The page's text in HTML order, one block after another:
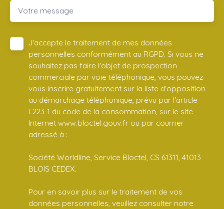
Votre message
J'accepte le traitement de mes données
personnelles conformément au RGPD. Si vous ne
souhaitez pas faire l'objet de prospection
commerciale par voie téléphonique, vous pouvez
vous inscrire gratuitement sur la liste d'opposition
au démarchage téléphonique, prévu par l'article
L223-1 du code de la consommation, sur le site
Internet www.bloctel.gouv.fr ou par courrier
adressé à :
Société Worldline, Service Bloctel, CS 61311, 41013
BLOIS CEDEX.
Pour en savoir plus sur le traitement de vos
données personnelles, veuillez consulter notre